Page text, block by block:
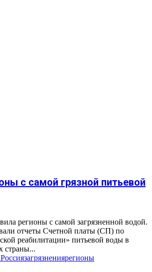
с самой грязной питьевой
регионы с самой загрязненной водой.
отчеты Счетной платы (СП) по
реабилитации» питьевой воды в
страны...
Россиязагрязнениярегионы